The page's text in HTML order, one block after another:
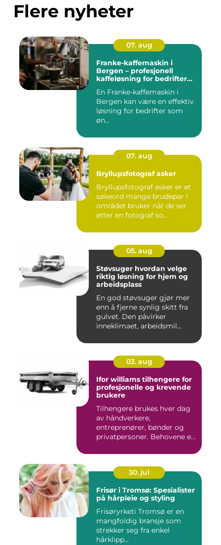
Flere nyheter
07. aug
Franke-kaffemaskin i
Bergen – profesjonell
kaffeløsning for bedrifter
En Franke-kaffemaskin i
Bergen kan være en effektiv
løsning for bedrifter som
øn...
07. aug
Bryllupsfotograf asker
Bryllupsfotograf asker er et
søkeord mange brudepar i
området bruker når de ser
etter en fotograf so...
05. aug
Støvsuger hvordan velge
riktig løsning for hjem og
arbeidsplass
En god støvsuger gjør mer
enn å fjerne synlig skitt fra
gulvet. Den påvirker
inneklimaet, arbeidsmil...
03. aug
Ifor williams tilhengere for
profesjonelle og krevende
brukere
Tilhengere brukes hver dag
av håndverkere,
entreprenører, bønder og
privatpersoner. Behovene er
30. jul
Frisør i Tromsø: Spesialister
på hårpleie og styling
Frisøryrketi Tromsø er en
mangfoldig bransje som
strekker seg fra enkel
hårklipp...